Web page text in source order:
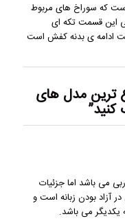
که سوراخ های مربوط
این قسمت تکه ای
ادامه ی بدنه کفش است
ترین مدل های
می باشد اما جزئیات
آزاد بودن زبانه است و
یکدیگر می باشد.